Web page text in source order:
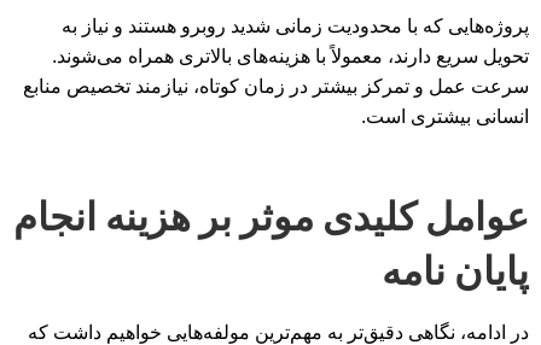
پروژه‌هایی که با محدودیت زمانی شدید روبرو هستند و نیاز به
تحویل سریع دارند، معمولاً با هزینه‌های بالاتری همراه می‌شوند.
سرعت عمل و تمرکز بیشتر در زمان کوتاه، نیازمند تخصیص منابع
انسانی بیشتری است.
عوامل کلیدی موثر بر هزینه انجام
پایان نامه
در ادامه، نگاهی دقیق‌تر به مهم‌ترین مولفه‌هایی خواهیم داشت که